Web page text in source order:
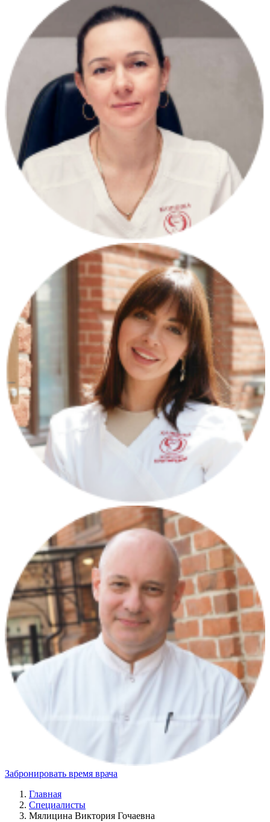
Забронировать время врача
Главная
Специалисты
Мялицина Виктория Гочаевна